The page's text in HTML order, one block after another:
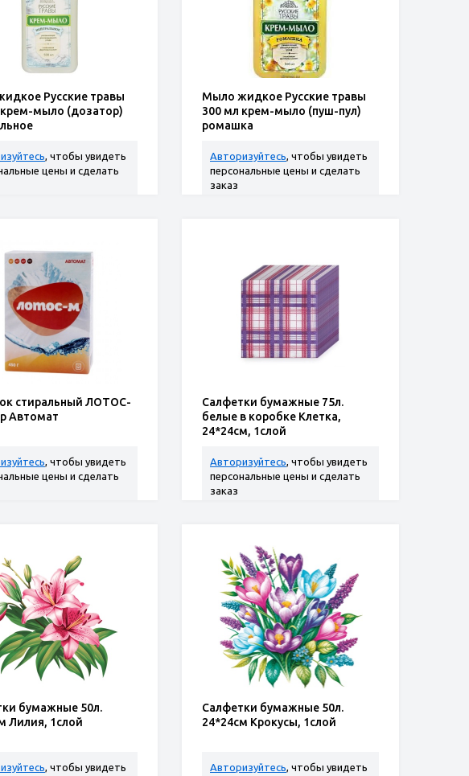
Русские травы
крем-мыло (дозатор)
, чтобы увидеть
цены и сделать
Мыло жидкое Русские травы
300 мл крем-мыло (пуш-пул)
ромашка
Авторизуйтесь, чтобы увидеть
персональные цены и сделать
заказ
стиральный ЛОТОС-
Автомат
, чтобы увидеть
цены и сделать
Салфетки бумажные 75л.
белые в коробке Клетка,
24*24см, 1слой
Авторизуйтесь, чтобы увидеть
персональные цены и сделать
заказ
бумажные 50л.
Лилия, 1слой
, чтобы увидеть
Салфетки бумажные 50л.
24*24см Крокусы, 1слой
Авторизуйтесь, чтобы увидеть